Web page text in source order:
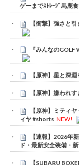
ゲーまでｽﾄﾚｰｼﾞ馬鹿
【衝撃】強さと
『みんなの
【原神】星と深
【原神】嫌われ
【原神】ミティ
ィヤ #shorts NEW!
【速報】2026年
ド・最新安全装備・
【SUBARU